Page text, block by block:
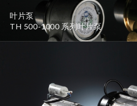
叶片泵
TH 500-1000 系列叶片泵